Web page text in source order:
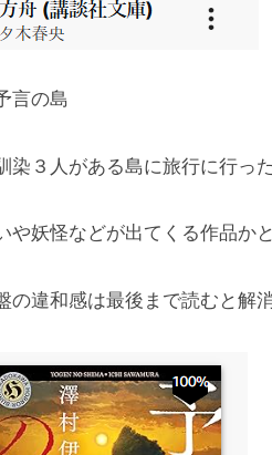
言の島
染３人がある島に旅行に行っ
や妖怪などが出てくる作品か
の違和感は最後まで読むと解